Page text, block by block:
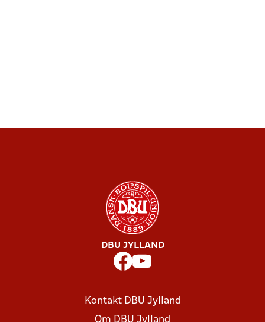
DBU JYLLAND
Kontakt DBU Jylland
Om DBU Jylland